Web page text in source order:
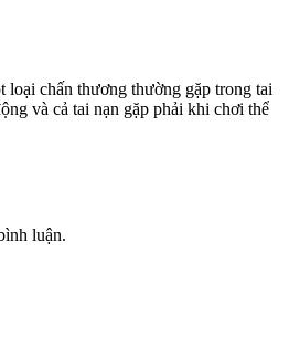
loại chấn thương thường gặp trong tai
và cả tai nạn gặp phải khi chơi thể
luận.